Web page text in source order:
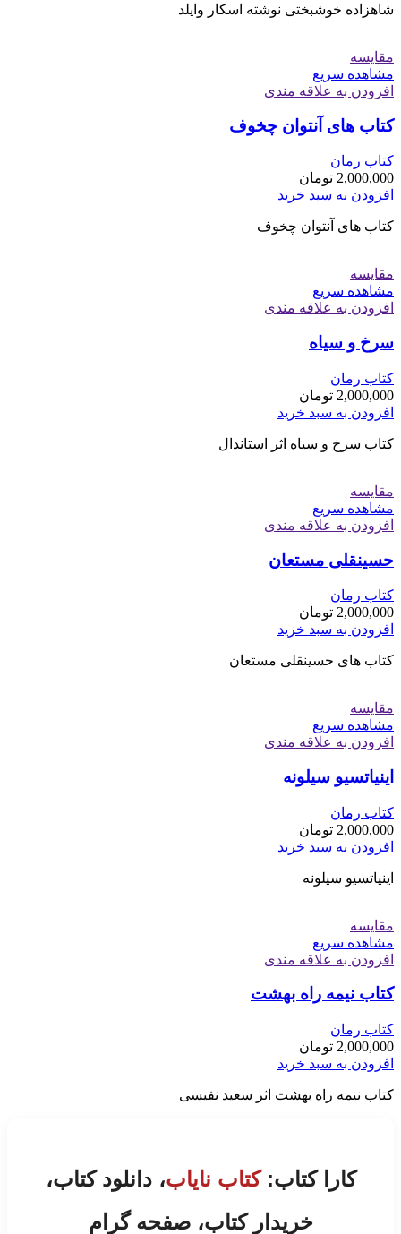
شاهزاده خوشبختی نوشته اسکار وایلد
مقایسه
مشاهده سریع
افزودن به علاقه مندی
کتاب های آنتوان چخوف
کتاب رمان
2,000,000 تومان
افزودن به سبد خرید
کتاب های آنتوان چخوف
مقایسه
مشاهده سریع
افزودن به علاقه مندی
سرخ و سیاه
کتاب رمان
2,000,000 تومان
افزودن به سبد خرید
کتاب سرخ و سیاه اثر استاندال
مقایسه
مشاهده سریع
افزودن به علاقه مندی
حسینقلی مستعان
کتاب رمان
2,000,000 تومان
افزودن به سبد خرید
کتاب های حسینقلی مستعان
مقایسه
مشاهده سریع
افزودن به علاقه مندی
اینیاتسیو سیلونه
کتاب رمان
2,000,000 تومان
افزودن به سبد خرید
اینیاتسیو سیلونه
مقایسه
مشاهده سریع
افزودن به علاقه مندی
کتاب نیمه راه بهشت
کتاب رمان
2,000,000 تومان
افزودن به سبد خرید
کتاب نیمه راه بهشت اثر سعید نفیسی
کارا کتاب:کتاب نایاب، دانلود کتاب،
خریدار کتاب، صفحه گرام